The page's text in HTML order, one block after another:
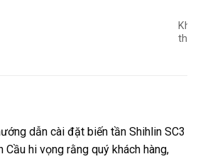
dẫn cài đặt biến tần Shihlin SC3
Cầu hi vọng rằng quý khách hàng,